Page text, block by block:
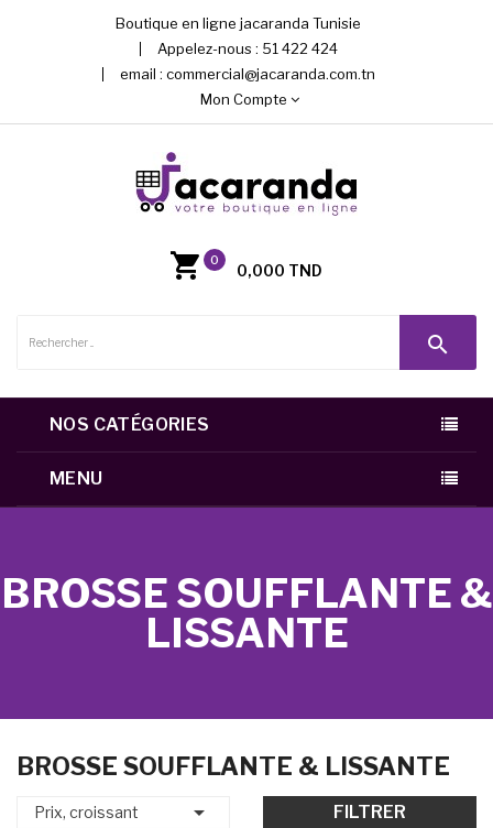
Boutique en ligne jacaranda Tunisie
Appelez-nous : 51 422 424
email : commercial@jacaranda.com.tn
Mon Compte
0
0,000 TND
search
NOS CATÉGORIES
MENU
BROSSE SOUFFLANTE &
LISSANTE
BROSSE SOUFFLANTE & LISSANTE
Prix, croissant  FILTRER